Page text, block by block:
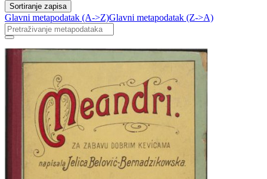
Sortiranje zapisa
Glavni metapodatak (A->Z)Glavni metapodatak (Z->A)